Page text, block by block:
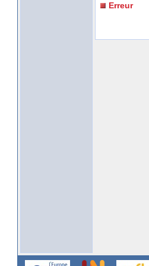
Erreur